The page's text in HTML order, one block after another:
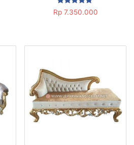
Dinilai
5.00
Rp7.350.000